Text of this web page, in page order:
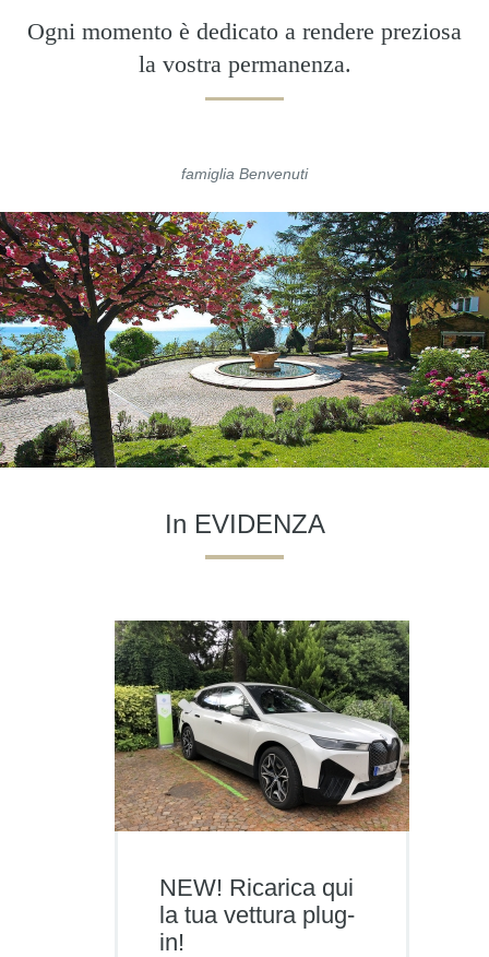
Ogni momento è dedicato a rendere preziosa
la vostra permanenza.
famiglia Benvenuti
In EVIDENZA
NEW! Ricarica qui
la tua vettura plug-
in!